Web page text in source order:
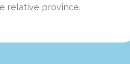
relative province.